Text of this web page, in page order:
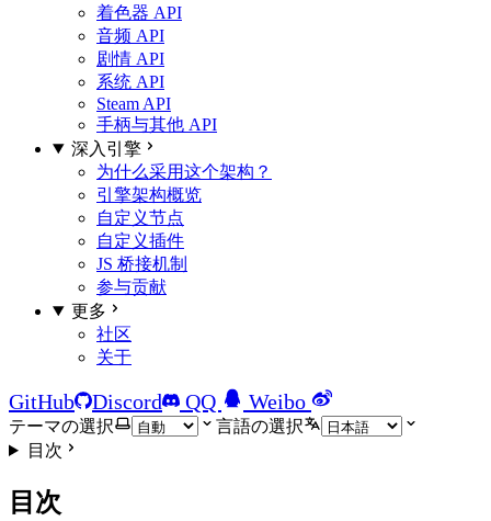
着色器 API
音频 API
剧情 API
系统 API
Steam API
手柄与其他 API
深入引擎
为什么采用这个架构？
引擎架构概览
自定义节点
自定义插件
JS 桥接机制
参与贡献
更多
社区
关于
GitHub Discord QQ Weibo
テーマの選択
言語の選択
目次
目次